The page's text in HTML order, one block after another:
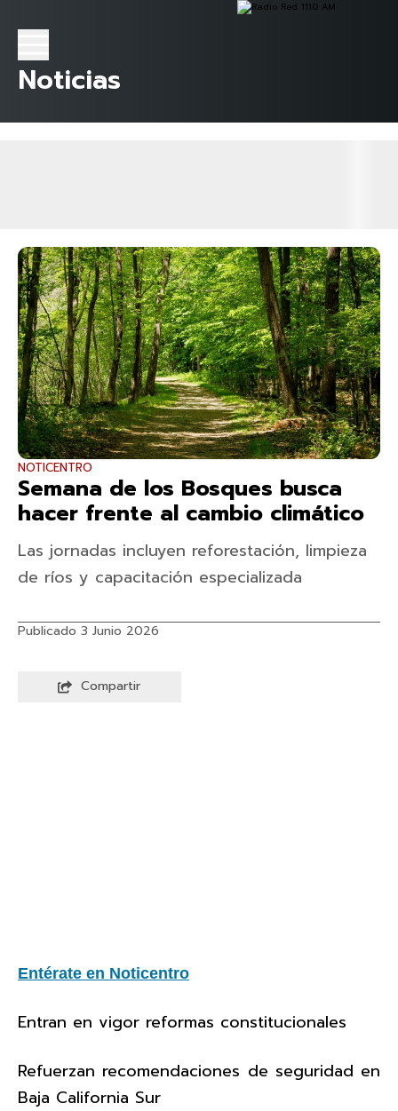
Noticias
NOTICENTRO
Semana de los Bosques busca
hacer frente al cambio climático
Las jornadas incluyen reforestación, limpieza
de ríos y capacitación especializada
Publicado 3 Junio 2026
Compartir
Entérate en Noticentro
Entran en vigor reformas constitucionales
Refuerzan recomendaciones de seguridad en
Baja California Sur